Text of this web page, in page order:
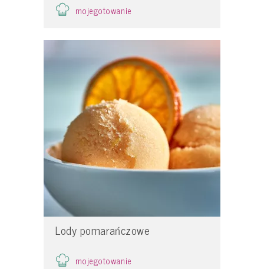
mojegotowanie
Lody pomarańczowe
mojegotowanie